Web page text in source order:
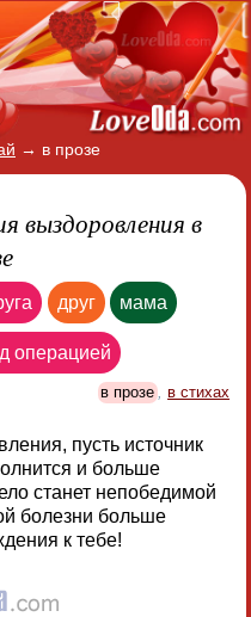
→ в прозе
выздоровления в
друг мама
операцией
в прозе , в стихах
пусть источник
и больше
станет непобедимой
болезни больше
к тебе!